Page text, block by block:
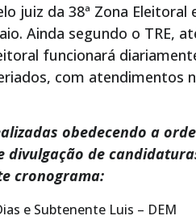
juiz da 38ª Zona
Ainda segundo o TRE,
funcionará
com atendimentos
obedecendo a
divulgação de
cronograma:
e Subtenente Luis – DEM